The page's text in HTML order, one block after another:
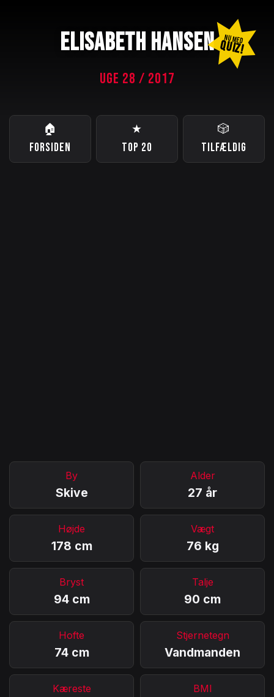
ELISABETH HANSEN NU MED
QUIZ!
UGE 28 / 2017
🏠
FORSIDEN
★
TOP 20
🎲
TILFÆLDIG
By
Skive
Alder
27 år
Højde
178 cm
Vægt
76 kg
Bryst
94 cm
Talje
90 cm
Hofte
74 cm
Stjernetegn
Vandmanden
Kæreste BMI